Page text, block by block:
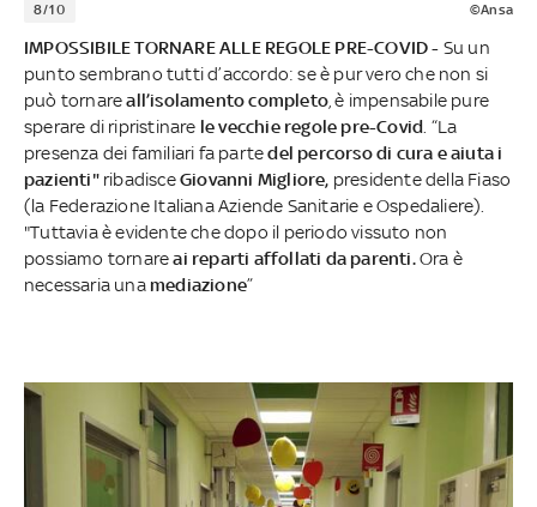
8/10 ©Ansa
IMPOSSIBILE TORNARE ALLE REGOLE PRE-COVID - Su un
punto sembrano tutti d’accordo: se è pur vero che non si
può tornareall’isolamento completo, è impensabile pure
sperare di ripristinare le vecchie regole pre-Covid. “La
presenza dei familiari fa partedel percorso di cura e aiuta i
pazienti" ribadisceGiovanni Migliore, presidente della Fiaso
(la Federazione Italiana Aziende Sanitarie e Ospedaliere).
"Tuttavia è evidente che dopo il periodo vissuto non
possiamo tornareai reparti affollati da parenti.Ora è
necessaria una mediazione”